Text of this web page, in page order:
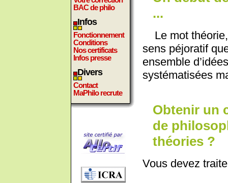
BAC de philo
Infos
Fonctionnement
Conditions
Nos certificats
Infos presse
Divers
Contact
MaPhilo recrute
...
Le mot théorie,
sens péjoratif
ensemble
systématisées
Obtenir un
de
théories ?
Vous devez